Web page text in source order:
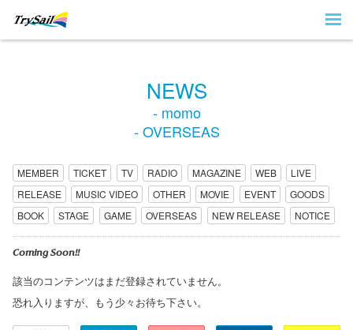
NEWS
- momo
- OVERSEAS
MEMBER TICKET TV RADIO MAGAZINE WEB
LIVE
RELEASE
MUSIC VIDEO OTHER MOVIE EVENT
GOODS
BOOK
STAGE GAME OVERSEAS NEW RELEASE NOTICE
Coming Soon!!
該当のコンテンツはまだ登録されていません。
恐れ入りますが、もう少々お待ち下さい。